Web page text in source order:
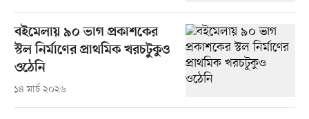
বইমেলায় ৯০ ভাগ প্রকাশকের
স্টল নির্মাণের প্রাথমিক খরচটুকুও
ওঠেনি
১৪ মার্চ ২০২৬